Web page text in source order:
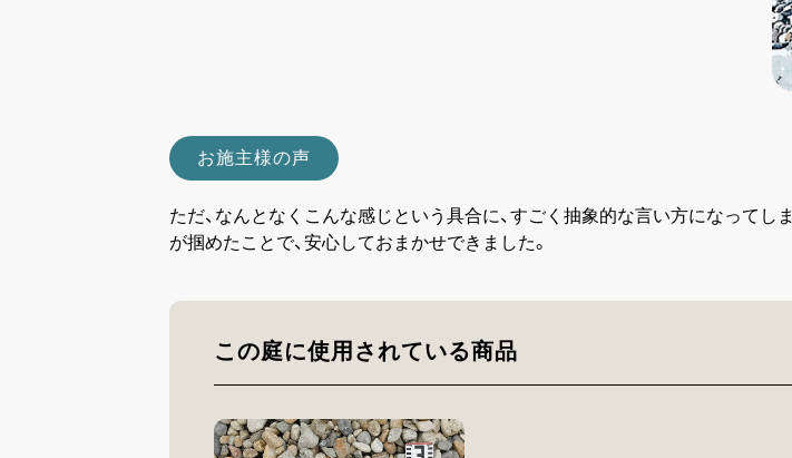
お施主様の声
ただ、なんとなくこんな感じという具合に、すごく抽象的な言い方になって
が掴めたことで、安心しておまかせできました。
この庭に使用されている商品